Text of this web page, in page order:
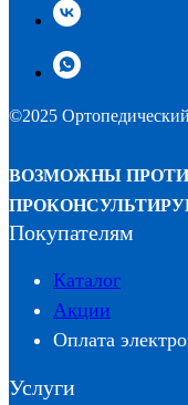
©2025
ВОЗМОЖНЫ
Покупателям
Каталог
Акции
Оплата
Услуги